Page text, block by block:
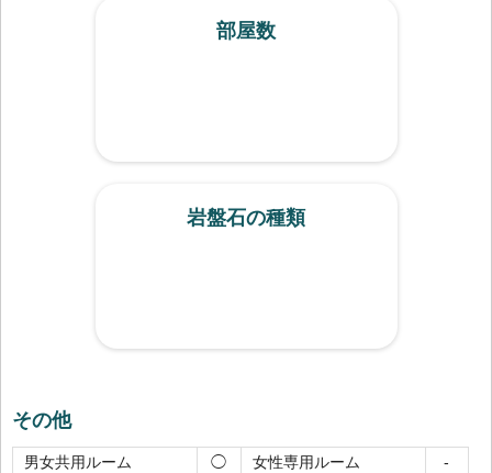
部屋数
岩盤石の種類
その他
男女共用ルーム ◯ 女性専用ルーム
-